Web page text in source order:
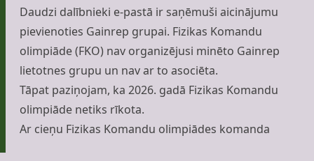
Daudzi dalībnieki e-pastā ir saņēmuši aicinājumu
pievienoties Gainrep grupai. Fizikas Komandu
olimpiāde (FKO) nav organizējusi minēto Gainrep
lietotnes grupu un nav ar to asociēta.
Tāpat paziņojam, ka 2026. gadā Fizikas Komandu
olimpiāde netiks rīkota.
Ar cieņu Fizikas Komandu olimpiādes komanda